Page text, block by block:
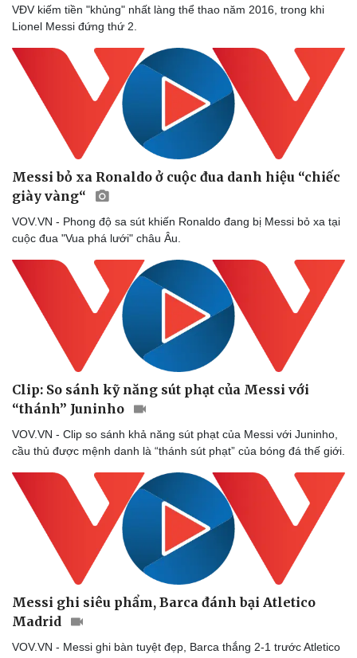
Doanh nghiệp
Thông tin doanh nghiệp
Doanh nghiệp 24h
Doanh nhân
Vì cộng đồng
Công nghệ
Sành điệu
Tin Công nghệ
Trải nghiệm
Chuyển đổi số
VĐV kiếm tiền "khủng" nhất làng thể thao năm 2016, trong khi
Lionel Messi đứng thứ 2.
Messi bỏ xa Ronaldo ở cuộc đua danh hiệu “chiếc
giày vàng“
VOV.VN - Phong độ sa sút khiến Ronaldo đang bị Messi bỏ xa tại
cuộc đua "Vua phá lưới" châu Âu.
Clip: So sánh kỹ năng sút phạt của Messi với
“thánh” Juninho
VOV.VN - Clip so sánh khả năng sút phạt của Messi với Juninho,
cầu thủ được mệnh danh là “thánh sút phạt” của bóng đá thế giới.
Messi ghi siêu phẩm, Barca đánh bại Atletico
Madrid
VOV.VN - Messi ghi bàn tuyệt đẹp, Barca thắng 2-1 trước Atletico